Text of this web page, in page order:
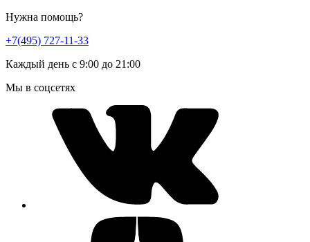
Нужна помощь?
+7(495) 727-11-33
Каждый день с 9:00 до 21:00
Мы в соцсетях